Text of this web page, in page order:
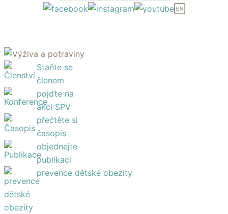
Staňte se
členem
pojďte na
akci SPV
přečtěte si
časopis
objednejte
publikaci
prevence dětské obezity